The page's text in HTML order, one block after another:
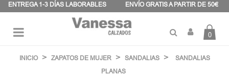
ENTREGA 1-3 DÍAS LABORABLES ENVÍO GRATIS A PARTIR DE 50€
de
palanca
0
INICIO ZAPATOS DE MUJER SANDALIAS
SANDALIAS
PLANAS
Panel de gestión de cookies